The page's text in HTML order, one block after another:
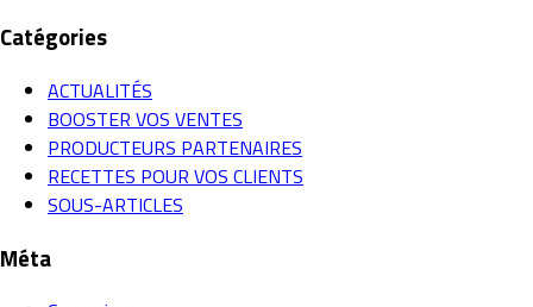
Catégories
ACTUALITÉS
BOOSTER VOS VENTES
PRODUCTEURS PARTENAIRES
RECETTES POUR VOS CLIENTS
SOUS-ARTICLES
Méta